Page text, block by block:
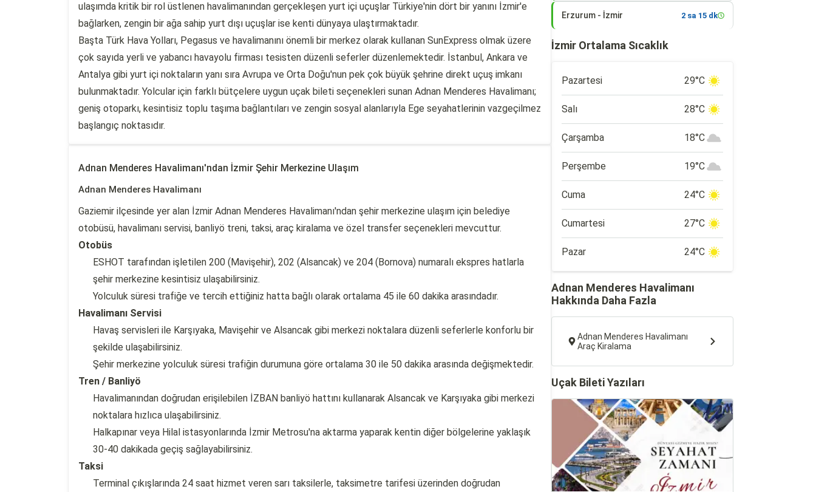
ulaşımda kritik bir rol üstlenen havalimanından gerçekleşen yurt içi uçuşlar Türkiye'nin dört bir yanını İzmir'e
bağlarken, zengin bir ağa sahip yurt dışı uçuşlar ise kenti dünyaya ulaştırmaktadır.
Başta Türk Hava Yolları, Pegasus ve havalimanını önemli bir merkez olarak kullanan SunExpress olmak üzere
çok sayıda yerli ve yabancı havayolu firması tesisten düzenli seferler düzenlemektedir. İstanbul, Ankara ve
Antalya gibi yurt içi noktaların yanı sıra Avrupa ve Orta Doğu'nun pek çok büyük şehrine direkt uçuş imkanı
bulunmaktadır. Yolcular için farklı bütçelere uygun uçak bileti seçenekleri sunan Adnan Menderes Havalimanı;
geniş otoparkı, kesintisiz toplu taşıma bağlantıları ve zengin sosyal alanlarıyla Ege seyahatlerinin vazgeçilmez
başlangıç noktasıdır.
Adnan Menderes Havalimanı'ndan İzmir Şehir Merkezine Ulaşım
Adnan Menderes Havalimanı
Gaziemir ilçesinde yer alan İzmir Adnan Menderes Havalimanı'ndan şehir merkezine ulaşım için belediye
otobüsü, havalimanı servisi, banliyö treni, taksi, araç kiralama ve özel transfer seçenekleri mevcuttur.
Otobüs
ESHOT tarafından işletilen 200 (Mavişehir), 202 (Alsancak) ve 204 (Bornova) numaralı ekspres hatlarla
şehir merkezine kesintisiz ulaşabilirsiniz.
Yolculuk süresi trafiğe ve tercih ettiğiniz hatta bağlı olarak ortalama 45 ile 60 dakika arasındadır.
Havalimanı Servisi
Havaş servisleri ile Karşıyaka, Mavişehir ve Alsancak gibi merkezi noktalara düzenli seferlerle konforlu bir
şekilde ulaşabilirsiniz.
Şehir merkezine yolculuk süresi trafiğin durumuna göre ortalama 30 ile 50 dakika arasında değişmektedir.
Tren / Banliyö
Havalimanından doğrudan erişilebilen İZBAN banliyö hattını kullanarak Alsancak ve Karşıyaka gibi merkezi
noktalara hızlıca ulaşabilirsiniz.
Halkapınar veya Hilal istasyonlarında İzmir Metrosu'na aktarma yaparak kentin diğer bölgelerine yaklaşık
30-40 dakikada geçiş sağlayabilirsiniz.
Taksi
Terminal çıkışlarında 24 saat hizmet veren sarı taksilerle, taksimetre tarifesi üzerinden doğrudan
Erzurum - İzmir 2 sa 15 dk
İzmir Ortalama Sıcaklık
Pazartesi 29°C
Salı 28°C
Çarşamba 18°C
Perşembe 19°C
Cuma 24°C
Cumartesi 27°C
Pazar 24°C
Adnan Menderes Havalimanı
Hakkında Daha Fazla
Adnan Menderes Havalimanı
Araç Kiralama
Uçak Bileti Yazıları